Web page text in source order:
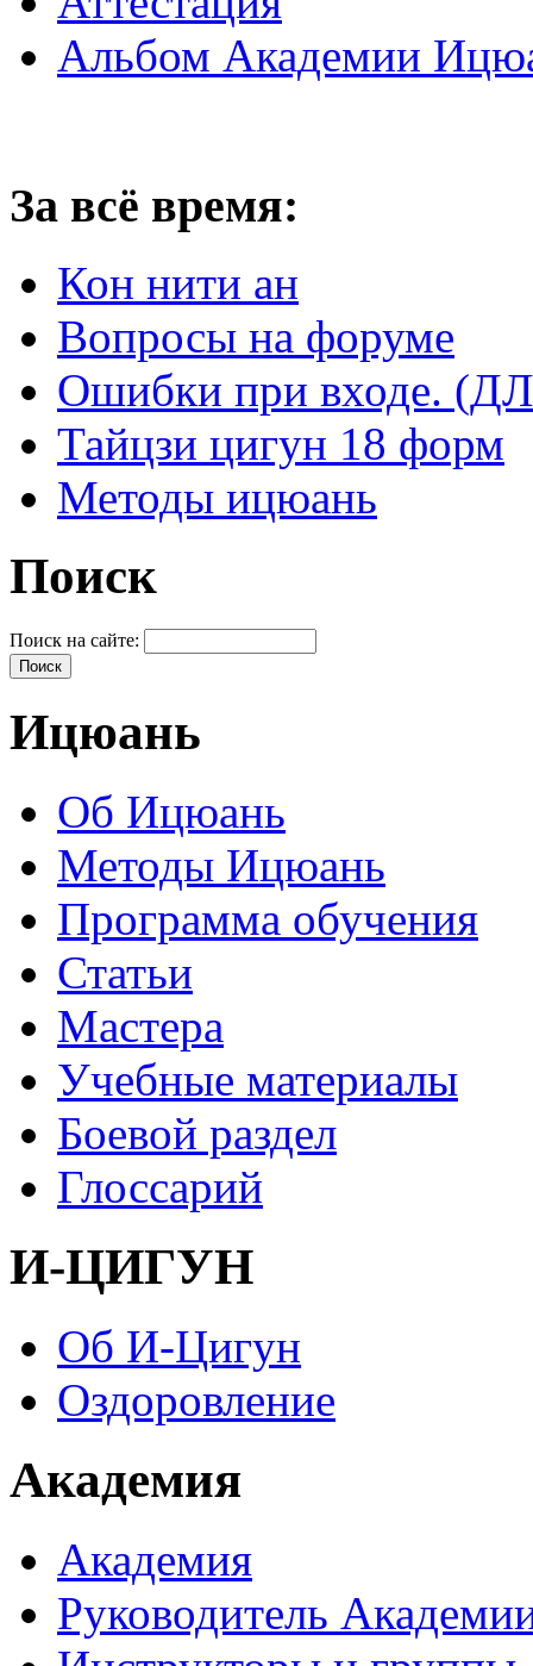
Альбом Академии
За всё время:
Кон нити ан
Вопросы на форуме
Ошибки при входе.
Тайцзи цигун 18 форм
Методы ицюань
Поиск
Поиск на сайте:
Ицюань
Об Ицюань
Методы Ицюань
Программа обучения
Статьи
Мастера
Учебные материалы
Боевой раздел
Глоссарий
И-ЦИГУН
Об И-Цигун
Оздоровление
Академия
Академия
Руководитель